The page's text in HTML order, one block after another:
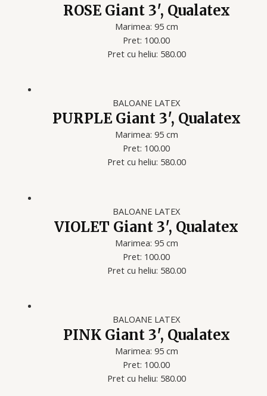
ROSE Giant 3′, Qualatex
Marimea: 95 cm
Pret: 100.00
Pret cu heliu: 580.00
BALOANE LATEX
PURPLE Giant 3′, Qualatex
Marimea: 95 cm
Pret: 100.00
Pret cu heliu: 580.00
BALOANE LATEX
VIOLET Giant 3′, Qualatex
Marimea: 95 cm
Pret: 100.00
Pret cu heliu: 580.00
BALOANE LATEX
PINK Giant 3′, Qualatex
Marimea: 95 cm
Pret: 100.00
Pret cu heliu: 580.00